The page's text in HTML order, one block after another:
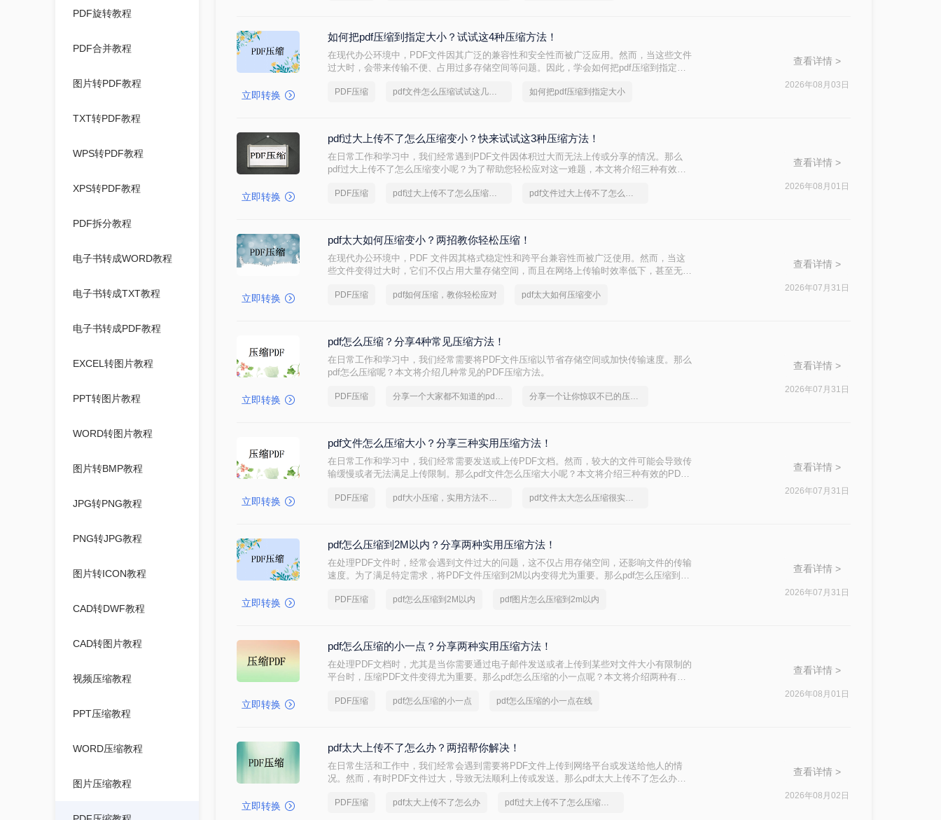
PDF旋转教程
PDF合并教程
图片转PDF教程
TXT转PDF教程
WPS转PDF教程
XPS转PDF教程
PDF拆分教程
电子书转成WORD教程
电子书转成TXT教程
电子书转成PDF教程
EXCEL转图片教程
PPT转图片教程
WORD转图片教程
图片转BMP教程
JPG转PNG教程
PNG转JPG教程
图片转ICON教程
CAD转DWF教程
CAD转图片教程
视频压缩教程
PPT压缩教程
WORD压缩教程
图片压缩教程
立即转换
如何把pdf压缩到指定大小？试试这4种压缩方法！
在现代办公环境中，PDF文件因其广泛的兼容性和安全性而被广泛应用。然而，当这些文件
过大时，会带来传输不便、占用过多存储空间等问题。因此，学会如何把pdf压缩到指定大
PDF压缩 pdf文件怎么压缩试试这几个方法 如何把pdf压缩到指定大小
查看详情 >
2026年08月03日
立即转换
pdf过大上传不了怎么压缩变小？快来试试这3种压缩方法！
在日常工作和学习中，我们经常遇到PDF文件因体积过大而无法上传或分享的情况。那么
pdf过大上传不了怎么压缩变小呢？为了帮助您轻松应对这一难题，本文将介绍三种有效的
PDF压缩 pdf过大上传不了怎么压缩变小 pdf文件过大上传不了怎么压缩变小
查看详情 >
2026年08月01日
立即转换
pdf太大如何压缩变小？两招教你轻松压缩！
在现代办公环境中，PDF 文件因其格式稳定性和跨平台兼容性而被广泛使用。然而，当这
些文件变得过大时，它们不仅占用大量存储空间，而且在网络上传输时效率低下，甚至无法
方法来解决这个问题，帮助您轻松完成 PDF 文件的压缩。
PDF压缩 pdf如何压缩，教你轻松应对 pdf太大如何压缩变小
查看详情 >
2026年07月31日
立即转换
pdf怎么压缩？分享4种常见压缩方法！
在日常工作和学习中，我们经常需要将PDF文件压缩以节省存储空间或加快传输速度。那么
pdf怎么压缩呢？本文将介绍几种常见的PDF压缩方法。
PDF压缩 分享一个大家都不知道的pdf文件压缩方法 分享一个让你惊叹不已的压缩pdf文件方法
查看详情 >
2026年07月31日
立即转换
pdf文件怎么压缩大小？分享三种实用压缩方法！
在日常工作和学习中，我们经常需要发送或上传PDF文档。然而，较大的文件可能会导致传
输缓慢或者无法满足上传限制。那么pdf文件怎么压缩大小呢？本文将介绍三种有效的PDF
PDF压缩 pdf大小压缩，实用方法不要错过 pdf文件太大怎么压缩很实用的方法
查看详情 >
2026年07月31日
立即转换
pdf怎么压缩到2M以内？分享两种实用压缩方法！
在处理PDF文件时，经常会遇到文件过大的问题，这不仅占用存储空间，还影响文件的传输
速度。为了满足特定需求，将PDF文件压缩到2M以内变得尤为重要。那么pdf怎么压缩到
PDF压缩 pdf怎么压缩到2M以内 pdf图片怎么压缩到2m以内
查看详情 >
2026年07月31日
立即转换
pdf怎么压缩的小一点？分享两种实用压缩方法！
在处理PDF文档时，尤其是当你需要通过电子邮件发送或者上传到某些对文件大小有限制的
平台时，压缩PDF文件变得尤为重要。那么pdf怎么压缩的小一点呢？本文将介绍两种有效
PDF压缩 pdf怎么压缩的小一点 pdf怎么压缩的小一点在线
查看详情 >
2026年08月01日
立即转换
pdf太大上传不了怎么办？两招帮你解决！
在日常生活和工作中，我们经常会遇到需要将PDF文件上传到网络平台或发送给他人的情
况。然而，有时PDF文件过大，导致无法顺利上传或发送。那么pdf太大上传不了怎么办
PDF压缩 pdf太大上传不了怎么办 pdf过大上传不了怎么压缩变小
查看详情 >
2026年08月02日